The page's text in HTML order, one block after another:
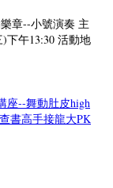
章--小號演奏 主
下午13:30 活動地
座--舞動肚皮high
書高手接龍大PK